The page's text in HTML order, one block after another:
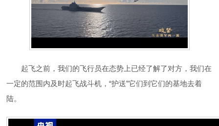
起飞之前，我们的飞行员在态势上已经了解了对方，我们在
一定的范围内及时起飞战斗机，“护送”它们到它们的基地去着
陆。